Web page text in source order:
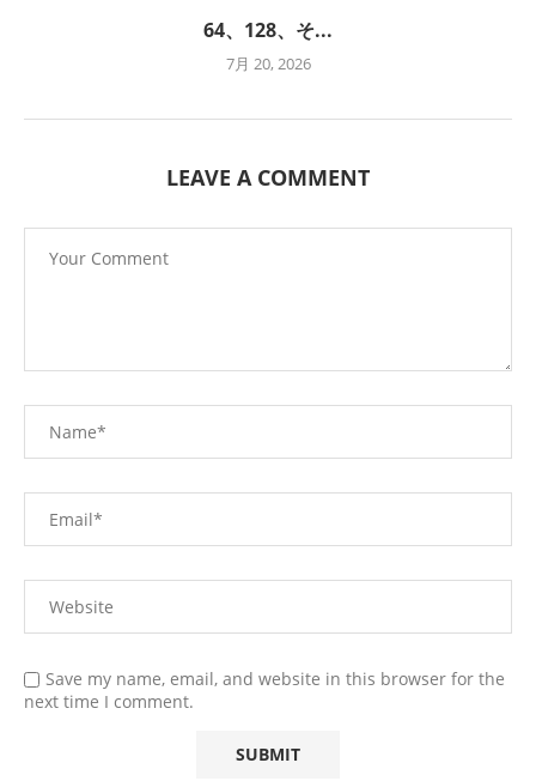
64、128、そ...
7月 20, 2026
LEAVE A COMMENT
Save my name, email, and website in this browser for the
next time I comment.